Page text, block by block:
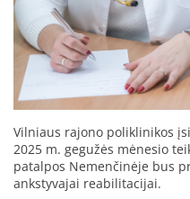
Vilniaus rajono poliklinikos
2025 m. gegužės mėnesio
patalpos Nemenčinėje bus
ankstyvajai reabilitacijai.